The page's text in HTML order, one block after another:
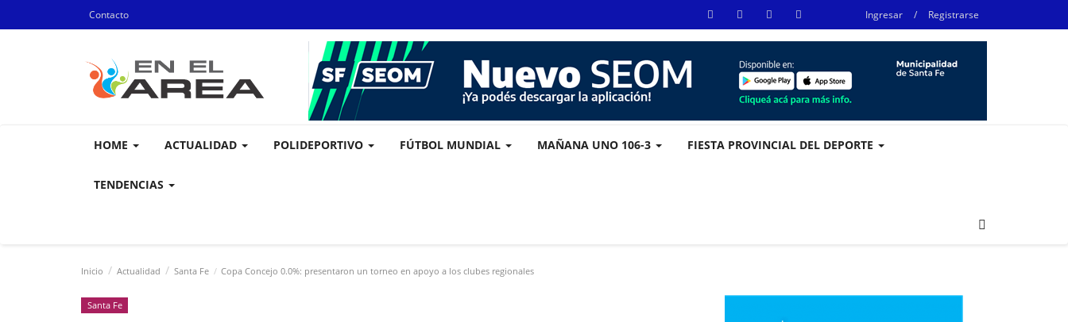
Contacto Ingresar / Registrarse
HOME ACTUALIDAD POLIDEPORTIVO FÚTBOL MUNDIAL MAÑANA UNO 106-3 FIESTA PROVINCIAL DEL DEPORTE
TENDENCIAS
Inicio Actualidad Santa Fe Copa Concejo 0.0%: presentaron un torneo en apoyo a los clubes regionales
Santa Fe